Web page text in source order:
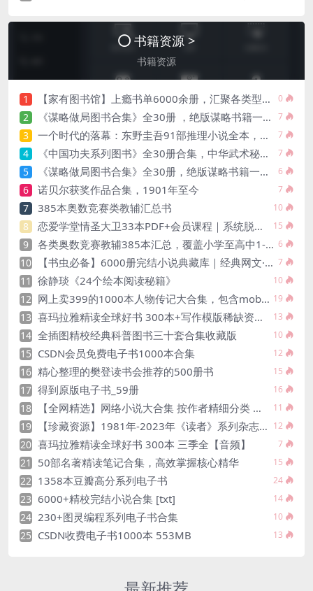
书籍资源 >
书籍资源
1 【家有图书馆】上瘾书单6000余册，汇聚各类型文学殿堂级作品，您值得拥有 0
2 《谋略做局图书合集》全30册 ，绝版谋略书籍一次看够 7
3 一个时代的落幕：东野圭吾91部推理小说全本，从《放学后》到遗作《永远的记忆》 7
4 《中国功夫系列图书》全30册合集，中华武术秘籍一次看够 7
5 《谋略做局图书合集》全30册，绝版谋略书籍一次看够 6
6 诺贝尔获奖作品合集，1901年至今 7
7 385本奥数竞赛类教辅汇总书 10
8 恋爱学堂情圣大卫33本PDF+会员课程｜系统脱单实战指南 15
9 各类奥数竞赛教辅385本汇总，覆盖小学至高中1-12年级 6
10 【书虫必备】6000册完结小说典藏库｜经典网文·出版文学·畅销榜全品类精校版 7
11 徐静琰《24个绘本阅读秘籍》 10
12 网上卖399的1000本人物传记大合集，包含mobi、epub、azw3 格式 19
13 喜玛拉雅精读全球好书 300本+写作模版稀缺资源分享 13
14 全插图精校经典科普图书三十套合集收藏版 10
15 CSDN会员免费电子书1000本合集 12
16 精心整理的樊登读书会推荐的500册书 15
17 得到原版电子书_59册 16
18 【全网精选】网络小说大合集 按作者精细分类 全本 TXT 格式 11
19 【珍藏资源】1981年-2023年《读者》系列杂志电子版全合集 12
20 喜玛拉雅精读全球好书 300本 三季全【音频】 7
21 50部名著精读笔记合集，高效掌握核心精华 15
22 1358本豆瓣高分系列电子书 24
23 6000+精校完结小说合集 [txt] 14
24 230+图灵编程系列电子书合集 10
25 CSDN收费电子书1000本 553MB 13